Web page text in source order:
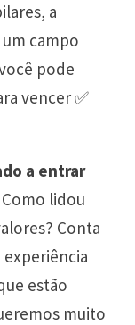
a
campo
pode
vencer ✅
a entrar
Como lidou
Conta
estão
muito